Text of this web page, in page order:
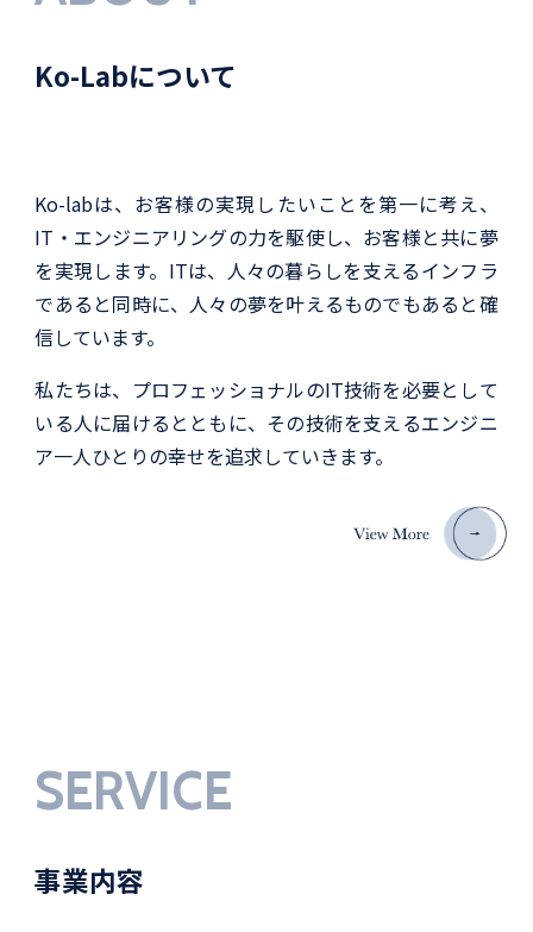
Ko-Labについて
Ko-labは、お客様の実現したいことを第一に考え、
IT・エンジニアリングの力を駆使し、お客様と共に夢
を実現します。ITは、人々の暮らしを支えるインフラ
であると同時に、人々の夢を叶えるものでもあると確
信しています。
私たちは、プロフェッショナルのIT技術を必要として
いる人に届けるとともに、その技術を支えるエンジニ
ア一人ひとりの幸せを追求していきます。
SERVICE
事業内容